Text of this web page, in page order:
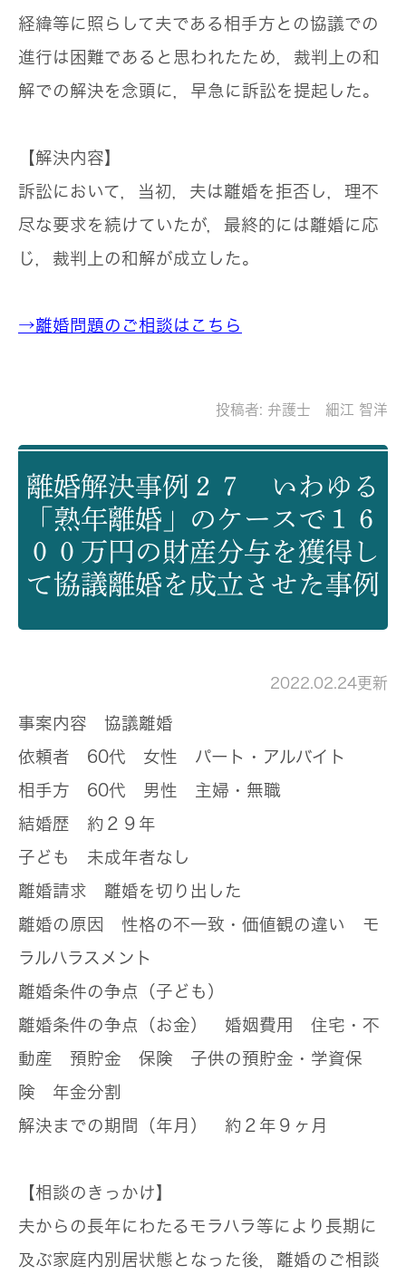
経緯等に照らして夫である相手方との協議での
進行は困難であると思われたため，裁判上の和
解での解決を念頭に，早急に訴訟を提起した。
【解決内容】
訴訟において，当初，夫は離婚を拒否し，理不
尽な要求を続けていたが，最終的には離婚に応
じ，裁判上の和解が成立した。
→離婚問題のご相談はこちら
投稿者: 弁護士 細江 智洋
離婚解決事例２７ いわゆる
「熟年離婚」のケースで１６
００万円の財産分与を獲得し
て協議離婚を成立させた事例
2022.02.24更新
事案内容 協議離婚
依頼者 60代 女性 パート・アルバイト
相手方 60代 男性 主婦・無職
結婚歴 約２９年
子ども 未成年者なし
離婚請求 離婚を切り出した
離婚の原因 性格の不一致・価値観の違い モ
ラルハラスメント
離婚条件の争点（子ども）
離婚条件の争点（お金） 婚姻費用 住宅・不
動産 預貯金 保険 子供の預貯金・学資保
険 年金分割
解決までの期間（年月） 約２年９ヶ月
【相談のきっかけ】
夫からの長年にわたるモラハラ等により長期に
及ぶ家庭内別居状態となった後，離婚のご相談